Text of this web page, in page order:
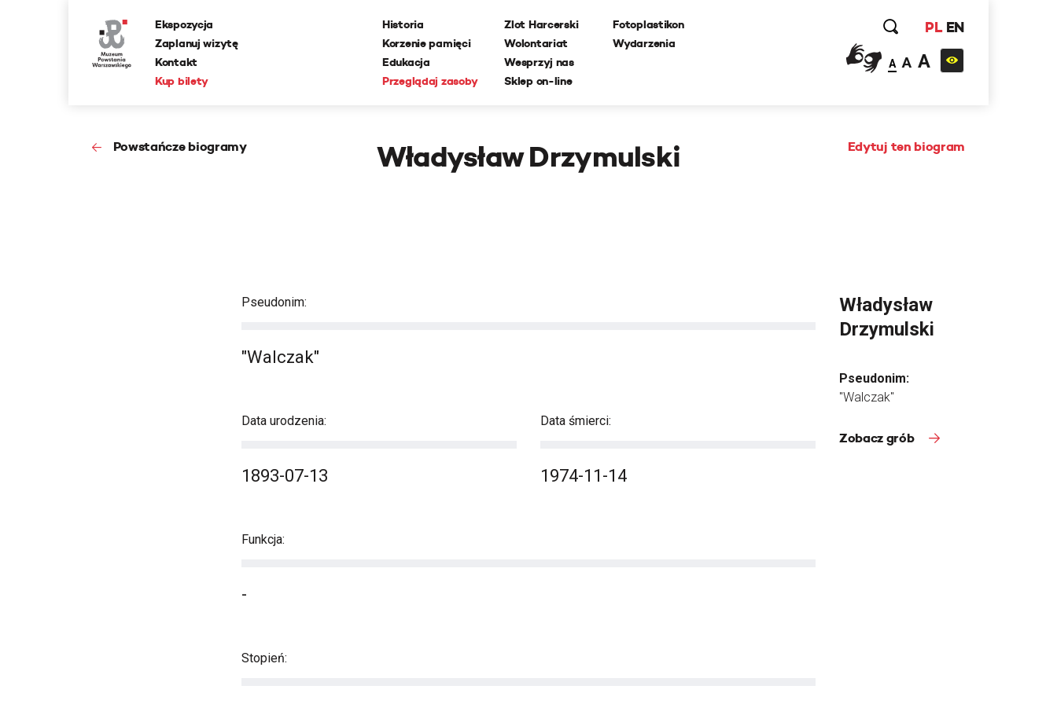
Ekspozycja
Zaplanuj wizytę
Kontakt
Kup bilety
Historia
Korzenie pamięci
Edukacja
Przeglądaj zasoby
Zlot Harcerski
Wolontariat
Wesprzyj nas
Sklep on-line
Fotoplastikon
Wydarzenia
PL EN
A A A
Powstańcze biogramy Edytuj ten biogram
Władysław Drzymulski
Pseudonim:
"Walczak"
Data urodzenia:
1893-07-13
Data śmierci:
1974-11-14
Funkcja:
-
Stopień:
Władysław
Drzymulski
Pseudonim:
"Walczak"
Zobacz grób